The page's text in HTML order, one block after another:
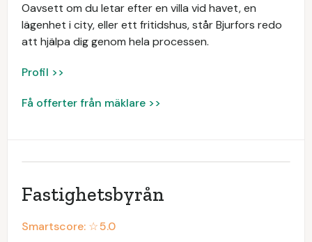
Oavsett om du letar efter en villa vid havet, en
lägenhet i city, eller ett fritidshus, står Bjurfors redo
att hjälpa dig genom hela processen.
Profil >>
Få offerter från mäklare >>
Fastighetsbyrån
Smartscore: ☆5.0